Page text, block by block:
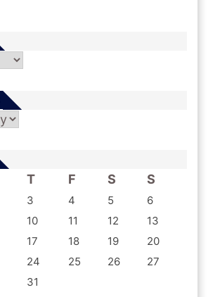
T F S S
3 4 5
6
10 11 12
13
17 18 19
20
24 25 26
27
31